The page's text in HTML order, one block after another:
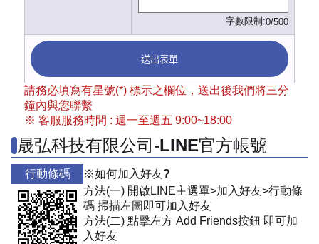
字數限制:0/500
送出表單
請務必填寫有星號(*) 標示之欄位，送出後我們將三分
鐘內與您聯繫
※ 客服服務時間 : 週一至週五 9:00~18:00
晟弘科技有限公司-LINE官方帳號
行動條碼
※如何加入好友?
方法(一) 開啟LINE主選單>加入好友>行動條
碼 掃描左圖即可加入好友
方法(二) 點擊左方 Add Friends按鈕 即可加
入好友